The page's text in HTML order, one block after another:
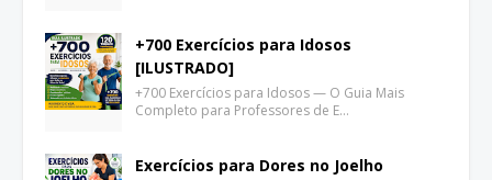
+700 Exercícios para Idosos
[ILUSTRADO]
+700 Exercícios para Idosos — O Guia Mais
Completo para Professores de E…
Exercícios para Dores no Joelho